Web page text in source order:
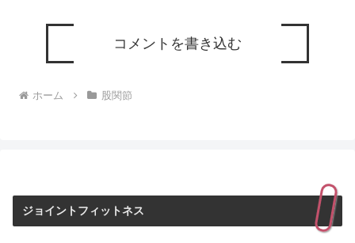
コメントを書き込む
ホーム 股関節
ジョイントフィットネス